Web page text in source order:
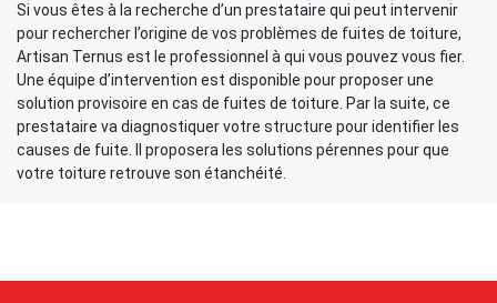
Si vous êtes à la recherche d’un prestataire qui peut intervenir
pour rechercher l’origine de vos problèmes de fuites de toiture,
Artisan Ternus est le professionnel à qui vous pouvez vous fier.
Une équipe d’intervention est disponible pour proposer une
solution provisoire en cas de fuites de toiture. Par la suite, ce
prestataire va diagnostiquer votre structure pour identifier les
causes de fuite. Il proposera les solutions pérennes pour que
votre toiture retrouve son étanchéité.